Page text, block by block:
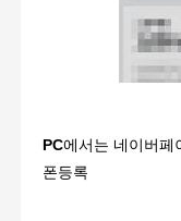
PC에서는 네이버페
폰등록